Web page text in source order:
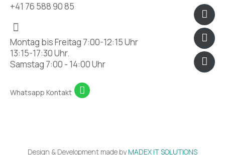
+41 76 588 90 85
Montag bis Freitag 7:00-12:15 Uhr
13:15-17:30 Uhr.
Samstag 7:00 - 14:00 Uhr
Whatsapp Kontakt
Design & Development made byMADEX IT SOLUTIONS